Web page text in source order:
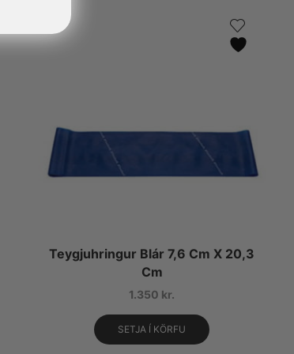
Teygjuhringur Blár 7,6 Cm X 20,3
Cm
1.350 kr.
SETJA Í KÖRFU